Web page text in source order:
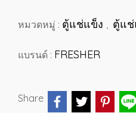
หมวดหมู่ : ตู้แช่แข็ง , ตู้แ
แบรนด์ : FRESHER
Share